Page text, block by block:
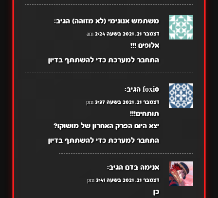
משתמש אנונימי (לא מזוהה) הגיב:
דצמבר 21, 2021 בשעה 2:24 am
אלופים !!!
התחבר למערכת כדי להשתתף בדיון
foxi0 הגיב:
דצמבר 21, 2021 בשעה 3:37 pm
תותחים!!!
יצא היום הפרק האחרון של מושוקו?
התחבר למערכת כדי להשתתף בדיון
אנימה בדם הגיב:
דצמבר 21, 2021 בשעה 3:41 pm
כן